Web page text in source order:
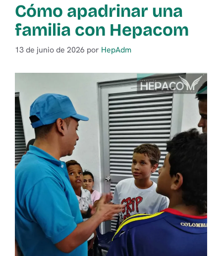
Cómo apadrinar una
familia con Hepacom
13 de junio de 2026 por HepAdm